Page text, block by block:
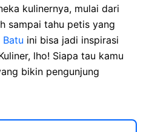
kulinernya, mulai dari
sampai tahu petis yang
Batu ini bisa jadi inspirasi
lho! Siapa tau kamu
bikin pengunjung